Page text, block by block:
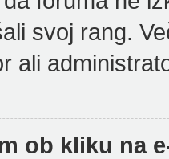
svoj rang.
ali
ob kliku na